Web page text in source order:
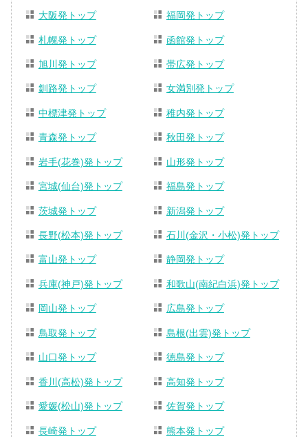
大阪発トップ 福岡発トップ
札幌発トップ 函館発トップ
旭川発トップ 帯広発トップ
釧路発トップ 女満別発トップ
中標津発トップ 稚内発トップ
青森発トップ 秋田発トップ
岩手(花巻)発トップ 山形発トップ
宮城(仙台)発トップ 福島発トップ
茨城発トップ 新潟発トップ
長野(松本)発トップ 石川(金沢・小松)発トップ
富山発トップ 静岡発トップ
兵庫(神戸)発トップ 和歌山(南紀白浜)発トップ
岡山発トップ 広島発トップ
鳥取発トップ 島根(出雲)発トップ
山口発トップ 徳島発トップ
香川(高松)発トップ 高知発トップ
愛媛(松山)発トップ 佐賀発トップ
長崎発トップ 熊本発トップ